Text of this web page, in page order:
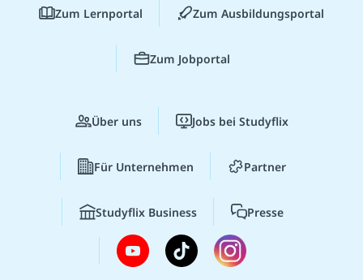
Zum Lernportal Zum Ausbildungsportal
Zum Jobportal
Über uns Jobs bei Studyflix
Für Unternehmen Partner
Studyflix Business Presse